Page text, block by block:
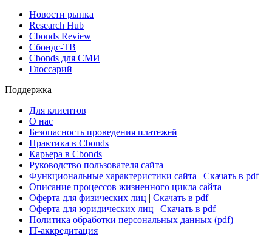
Новости рынка
Research Hub
Cbonds Review
Сбондс-ТВ
Cbonds для СМИ
Глоссарий
Поддержка
Для клиентов
О нас
Безопасность проведения платежей
Практика в Cbonds
Карьера в Cbonds
Руководство пользователя сайта
Функциональные характеристики сайта | Скачать в pdf
Описание процессов жизненного цикла сайта
Оферта для физических лиц | Скачать в pdf
Оферта для юридических лиц | Скачать в pdf
Политика обработки персональных данных (pdf)
IT-аккредитация